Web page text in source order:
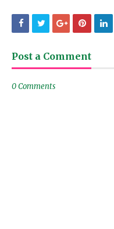
Post a Comment
0 Comments